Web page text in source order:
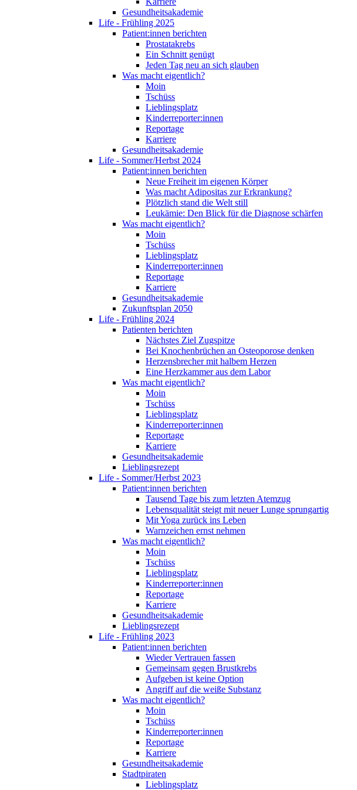
Gesundheitsakademie
Life - Frühling 2025
Patient:innen berichten
Prostatakrebs
Ein Schnitt genügt
Jeden Tag neu an sich glauben
Was macht eigentlich?
Moin
Tschüss
Lieblingsplatz
Kinderreporter:innen
Reportage
Karriere
Gesundheitsakademie
Life - Sommer/Herbst 2024
Patient:innen berichten
Neue Freiheit im eigenen Körper
Was macht Adipositas zur Erkrankung?
Plötzlich stand die Welt still
Leukämie: Den Blick für die Diagnose schärfen
Was macht eigentlich?
Moin
Tschüss
Lieblingsplatz
Kinderreporter:innen
Reportage
Karriere
Gesundheitsakademie
Zukunftsplan 2050
Life - Frühling 2024
Patienten berichten
Nächstes Ziel Zugspitze
Bei Knochenbrüchen an Osteoporose denken
Herzensbrecher mit halbem Herzen
Eine Herzkammer aus dem Labor
Was macht eigentlich?
Moin
Tschüss
Lieblingsplatz
Kinderreporter:innen
Reportage
Karriere
Gesundheitsakademie
Lieblingsrezept
Life - Sommer/Herbst 2023
Patient:innen berichten
Tausend Tage bis zum letzten Atemzug
Lebensqualität steigt mit neuer Lunge sprungartig
Mit Yoga zurück ins Leben
Warnzeichen ernst nehmen
Was macht eigentlich?
Moin
Tschüss
Lieblingsplatz
Kinderreporter:innen
Reportage
Karriere
Gesundheitsakademie
Lieblingsrezept
Life - Frühling 2023
Patient:innen berichten
Wieder Vertrauen fassen
Gemeinsam gegen Brustkrebs
Aufgeben ist keine Option
Angriff auf die weiße Substanz
Was macht eigentlich?
Moin
Tschüss
Kinderreporter:innen
Reportage
Karriere
Gesundheitsakademie
Stadtpiraten
Lieblingsplatz